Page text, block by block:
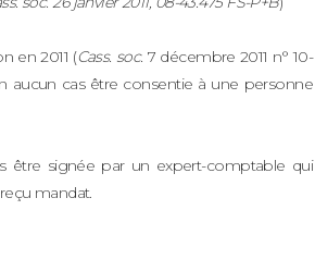
en 2011 (Cass. soc. 7 décembre 2011 n° 10-
aucun cas être consentie à une personne
être signée par un expert-comptable qui
mandat.